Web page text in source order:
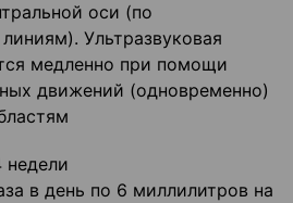
оси (по
Ультразвуковая
медленно при помощи
движений (одновременно)
недели
в день по 6 миллилитров на